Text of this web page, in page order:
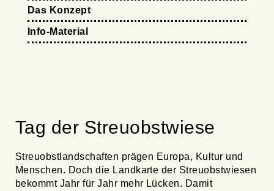
Das Konzept
Info-Material
Tag der Streuobstwiese
Streuobstlandschaften prägen Europa, Kultur und
Menschen. Doch die Landkarte der Streuobstwiesen
bekommt Jahr für Jahr mehr Lücken. Damit